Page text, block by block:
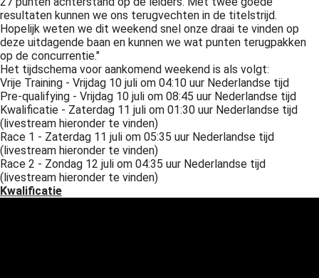
resultaten kunnen we ons terugvechten in de titelstrijd.
Hopelijk weten we dit weekend snel onze draai te vinden op
deze uitdagende baan en kunnen we wat punten terugpakken
op de concurrentie."
Het tijdschema voor aankomend weekend is als volgt:
Vrije Training - Vrijdag 10 juli om 04:10 uur Nederlandse tijd
Pre-qualifying - Vrijdag 10 juli om 08:45 uur Nederlandse tijd
Kwalificatie - Zaterdag 11 juli om 01:30 uur Nederlandse tijd
(livestream hieronder te vinden)
Race 1 - Zaterdag 11 juli om 05:35 uur Nederlandse tijd
(livestream hieronder te vinden)
Race 2 - Zondag 12 juli om 04:35 uur Nederlandse tijd
(livestream hieronder te vinden)
Kwalificatie
de
Hierdoor
website-
van